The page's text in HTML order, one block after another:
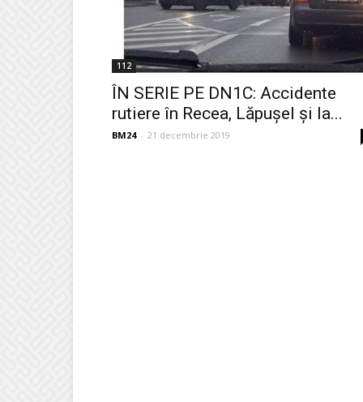
112
ÎN SERIE PE DN1C: Accidente
rutiere în Recea, Lăpușel și la...
BM24 - 21 decembrie 2019